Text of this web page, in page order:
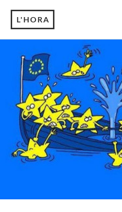
L'HORA